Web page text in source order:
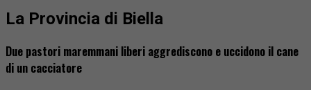
La Provincia di Biella
Due pastori maremmani liberi aggrediscono e uccidono il cane
di un cacciatore